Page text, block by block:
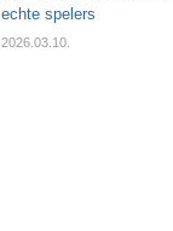
echte spelers
2026.03.10.